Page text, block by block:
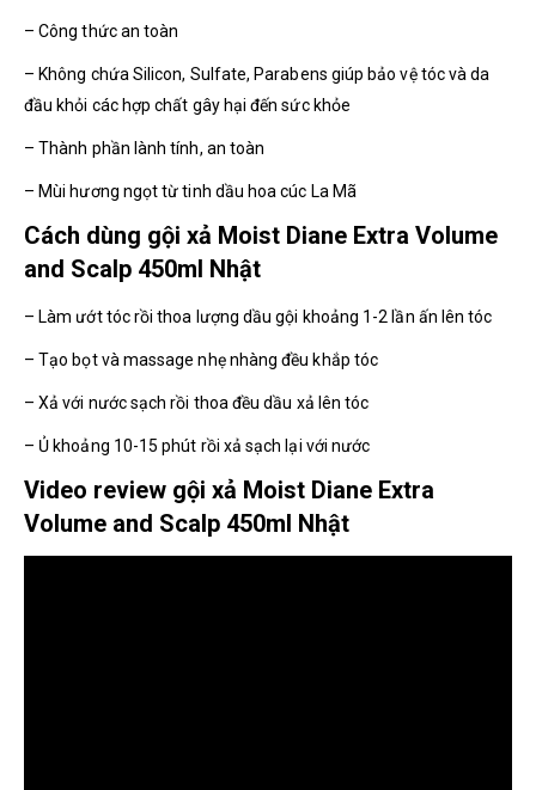
– Công thức an toàn
– Không chứa Silicon, Sulfate, Parabens giúp bảo vệ tóc và da
đầu khỏi các hợp chất gây hại đến sức khỏe
– Thành phần lành tính, an toàn
– Mùi hương ngọt từ tinh dầu hoa cúc La Mã
Cách dùng gội xả Moist Diane Extra Volume
and Scalp 450ml Nhật
– Làm ướt tóc rồi thoa lượng dầu gội khoảng 1-2 lần ấn lên tóc
– Tạo bọt và massage nhẹ nhàng đều khắp tóc
– Xả với nước sạch rồi thoa đều dầu xả lên tóc
– Ủ khoảng 10-15 phút rồi xả sạch lại với nước
Video review gội xả Moist Diane Extra
Volume and Scalp 450ml Nhật